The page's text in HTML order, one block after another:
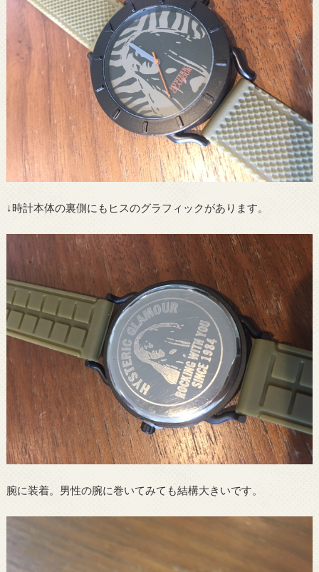
↓時計本体の裏側にもヒスのグラフィックがあります。
腕に装着。男性の腕に巻いてみても結構大きいです。